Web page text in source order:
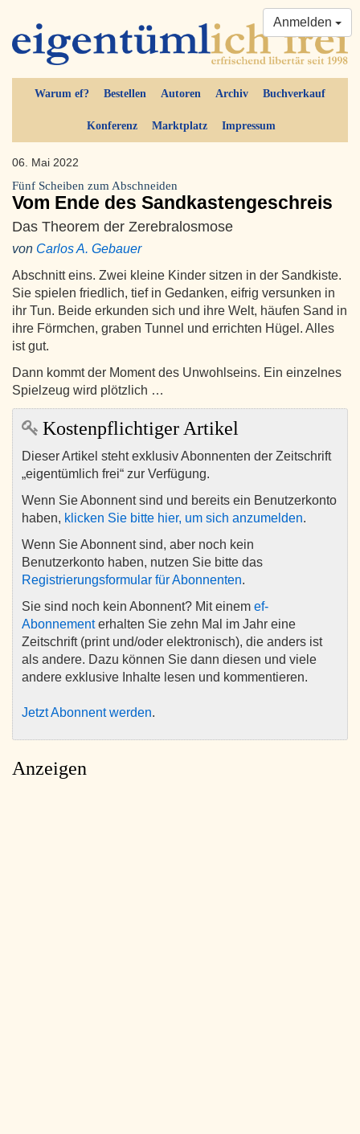
Warum ef? Bestellen Autoren Archiv Buchverkauf
Konferenz Marktplatz Impressum
Anmelden
06. Mai 2022
Fünf Scheiben zum Abschneiden
Vom Ende des Sandkastengeschreis
Das Theorem der Zerebralosmose
von Carlos A. Gebauer
Abschnitt eins. Zwei kleine Kinder sitzen in der Sandkiste.
Sie spielen friedlich, tief in Gedanken, eifrig versunken in
ihr Tun. Beide erkunden sich und ihre Welt, häufen Sand in
ihre Förmchen, graben Tunnel und errichten Hügel. Alles
ist gut.
Dann kommt der Moment des Unwohlseins. Ein einzelnes
Spielzeug wird plötzlich …
Kostenpflichtiger Artikel
Dieser Artikel steht exklusiv Abonnenten der Zeitschrift
„eigentümlich frei“ zur Verfügung.
Wenn Sie Abonnent sind und bereits ein Benutzerkonto
haben, klicken Sie bitte hier, um sich anzumelden.
Wenn Sie Abonnent sind, aber noch kein
Benutzerkonto haben, nutzen Sie bitte das
Registrierungsformular für Abonnenten.
Sie sind noch kein Abonnent? Mit einem ef-
Abonnementerhalten Sie zehn Mal im Jahr eine
Zeitschrift (print und/oder elektronisch), die anders ist
als andere. Dazu können Sie dann diesen und viele
andere exklusive Inhalte lesen und kommentieren.
Jetzt Abonnent werden.
Anzeigen